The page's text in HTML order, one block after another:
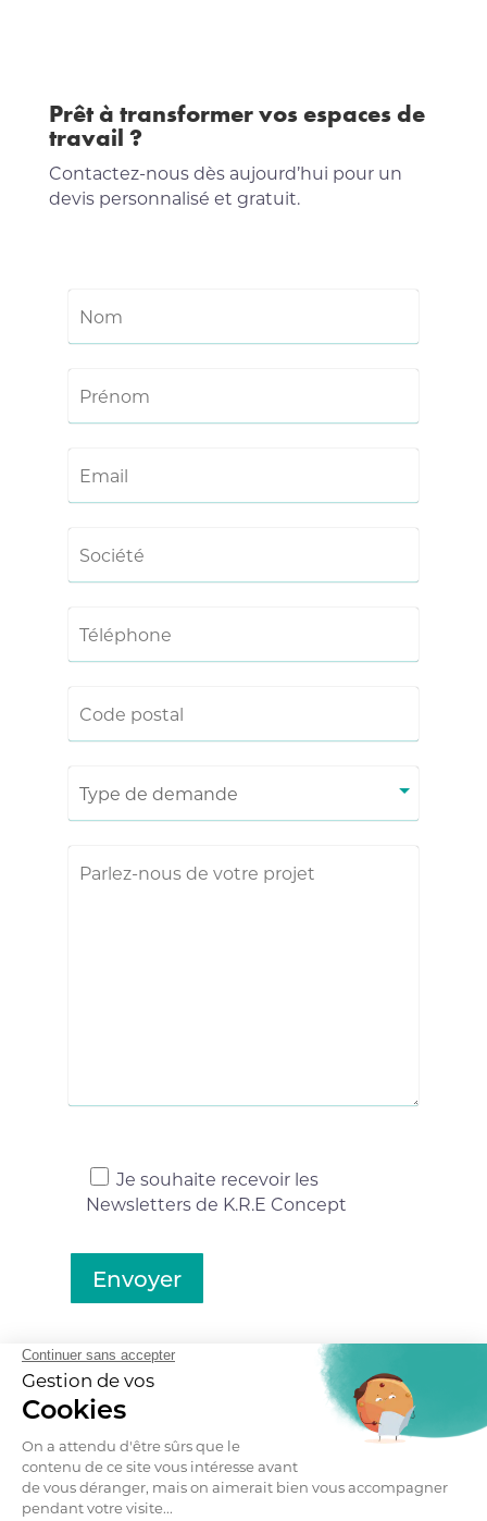
Prêt à transformer vos espaces de
travail ?
Contactez-nous dès aujourd’hui pour un
devis personnalisé et gratuit.
Je souhaite recevoir les
Newsletters de K.R.E Concept
Envoyer